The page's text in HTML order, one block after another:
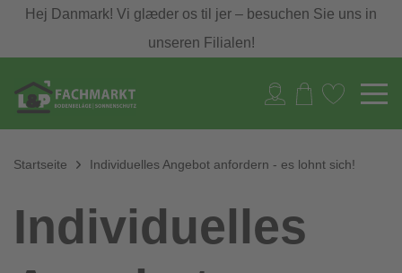
Hej Danmark! Vi glæder os til jer – besuchen Sie uns in
unseren Filialen!
Startseite Individuelles Angebot anfordern - es lohnt sich!
Individuelles